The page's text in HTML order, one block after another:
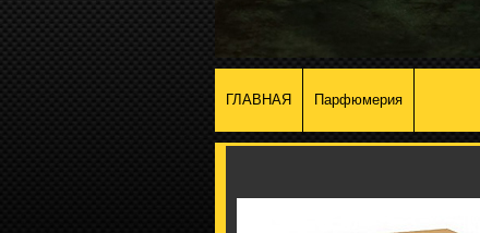
ГЛАВНАЯ Парфюмерия